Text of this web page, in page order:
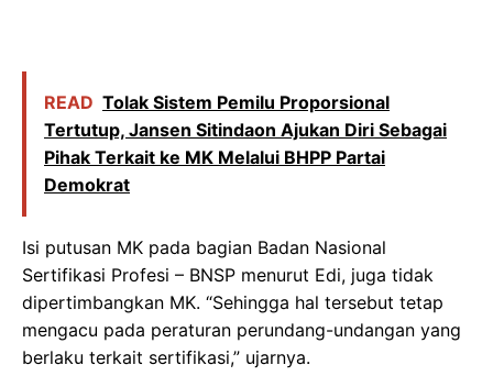
READ Tolak Sistem Pemilu Proporsional
Tertutup, Jansen Sitindaon Ajukan Diri Sebagai
Pihak Terkait ke MK Melalui BHPP Partai
Demokrat
Isi putusan MK pada bagian Badan Nasional
Sertifikasi Profesi – BNSP menurut Edi, juga tidak
dipertimbangkan MK. “Sehingga hal tersebut tetap
mengacu pada peraturan perundang-undangan yang
berlaku terkait sertifikasi,” ujarnya.